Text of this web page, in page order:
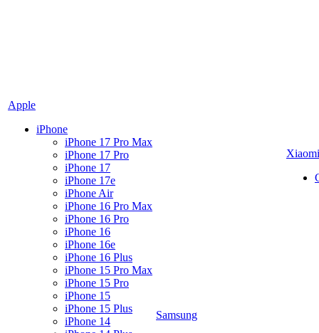
Apple
iPhone
iPhone 17 Pro Max
iPhone 17 Pro
iPhone 17
iPhone 17e
iPhone Air
iPhone 16 Pro Max
iPhone 16 Pro
iPhone 16
iPhone 16e
iPhone 16 Plus
iPhone 15 Pro Max
iPhone 15 Pro
iPhone 15
iPhone 15 Plus
iPhone 14
Samsung
Xiaomi